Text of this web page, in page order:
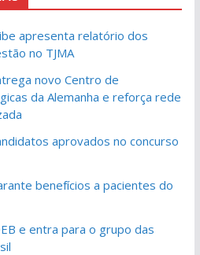
apresenta relatório dos
no TJMA
novo Centro de
da Alemanha e reforça rede
aprovados no concurso
benefícios a pacientes do
e entra para o grupo das